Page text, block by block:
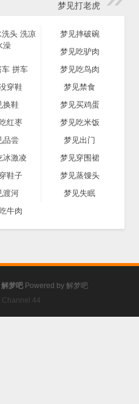
梦见打老虎
头 洗凉
澡
梦见摔破碗
梦见吃驴肉
车 拼车
梦见吃鸟肉
穿鞋
梦见禁食
换鞋
梦见买鸡蛋
红枣
梦见吃米饭
品尝
梦见出门
冰激凌
梦见穿围裙
鞋子
梦见蒸馒头
渡河
梦见失眠
牛肉
解梦吧 Powered by 解梦吧
Channel 44